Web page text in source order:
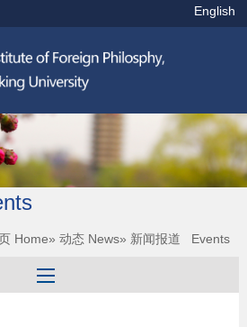
English
Home»动态 News» 新闻报道 Events